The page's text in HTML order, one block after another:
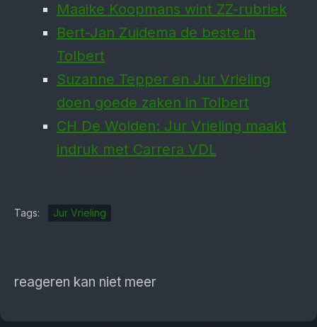
Maaike Koopmans wint ZZ-rubriek
Bert-Jan Zuidema de beste in
Tolbert
Suzanne Tepper en Jur Vrieling
doen goede zaken in Tolbert
CH De Wolden: Jur Vrieling maakt
indruk met Carrera VDL
Tags: Jur Vrieling
reageren kan niet meer